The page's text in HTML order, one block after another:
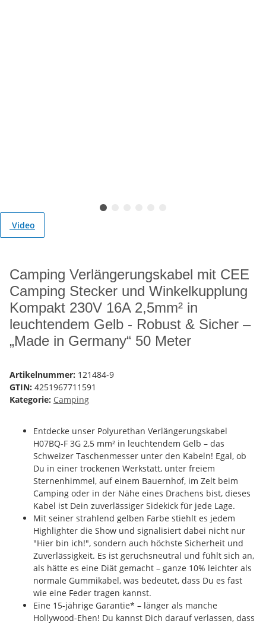
Video
Camping Verlängerungskabel mit CEE
Camping Stecker und Winkelkupplung
Kompakt 230V 16A 2,5mm² in
leuchtendem Gelb - Robust & Sicher –
„Made in Germany“ 50 Meter
Artikelnummer: 121484-9
GTIN: 4251967711591
Kategorie: Camping
Entdecke unser Polyurethan Verlängerungskabel
H07BQ-F 3G 2,5 mm² in leuchtendem Gelb – das
Schweizer Taschenmesser unter den Kabeln! Egal, ob
Du in einer trockenen Werkstatt, unter freiem
Sternenhimmel, auf einem Bauernhof, im Zelt beim
Camping oder in der Nähe eines Drachens bist, dieses
Kabel ist Dein zuverlässiger Sidekick für jede Lage.
Mit seiner strahlend gelben Farbe stiehlt es jedem
Highlighter die Show und signalisiert dabei nicht nur
"Hier bin ich!", sondern auch höchste Sicherheit und
Zuverlässigkeit. Es ist geruchsneutral und fühlt sich an,
als hätte es eine Diät gemacht – ganze 10% leichter als
normale Gummikabel, was bedeutet, dass Du es fast
wie eine Feder tragen kannst.
Eine 15-jährige Garantie* – länger als manche
Hollywood-Ehen! Du kannst Dich darauf verlassen, dass